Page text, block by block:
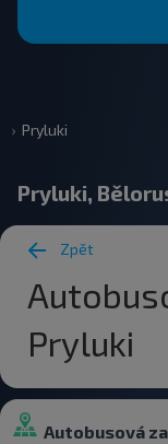
Pryluki
Pryluki,
Zpět
Pryluki
Autobusová